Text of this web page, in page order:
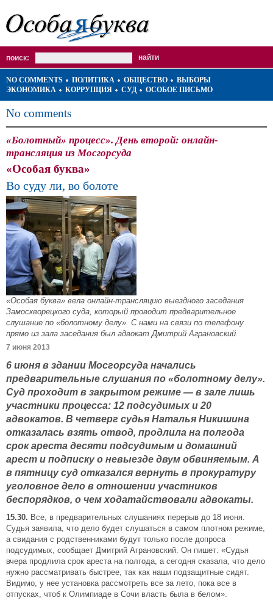
поиск:
NO COMMENTS ПОЛИТИКА ОБЩЕСТВО
ВЫБОРЫ
ЭКОНОМИКА
КОРРУПЦИЯ СУД ОСОБОЕ ПИСЬМО
No comments
«Болотный» процесс». День второй: онлайн-
трансляция из Мосгорсуда
«Особая буква»
Во суду ли, во болоте
«Особая буква» вела онлайн-трансляцию выездного заседания
Замоскворецкого суда, который проводит предварительное
слушание по «болотному делу». С нами на связи по телефону
прямо из зала заседания был адвокат Дмитрий Аграновский.
7 июня 2013
6 июня в здании Мосгорсуда начались
предварительные слушания по «болотному делу».
Суд проходит в закрытом режиме — в зале лишь
участники процесса: 12 подсудимых и 20
адвокатов. В четверг судья Наталья Никишина
отказалась взять отвод, продлила на полгода
срок ареста десяти подсудимым и домашний
арест и подписку о невыезде двум обвиняемым. А
в пятницу суд отказался вернуть в прокуратуру
уголовное дело в отношении участников
беспорядков, о чем ходатайствовали адвокаты.
15.30. Все, в предварительных слушаниях перерыв до 18 июня.
Судья заявила, что дело будет слушаться в самом плотном режиме,
а свидания с родственниками будут только после допроса
подсудимых, сообщает Дмитрий Аграновский. Он пишет: «Судья
вчера продлила срок ареста на полгода, а сегодня сказала, что дело
нужно рассматривать быстрее, так как наши подзащитные сидят.
Видимо, у нее установка рассмотреть все за лето, пока все в
отпусках, чтоб к Олимпиаде в Сочи власть была в белом».